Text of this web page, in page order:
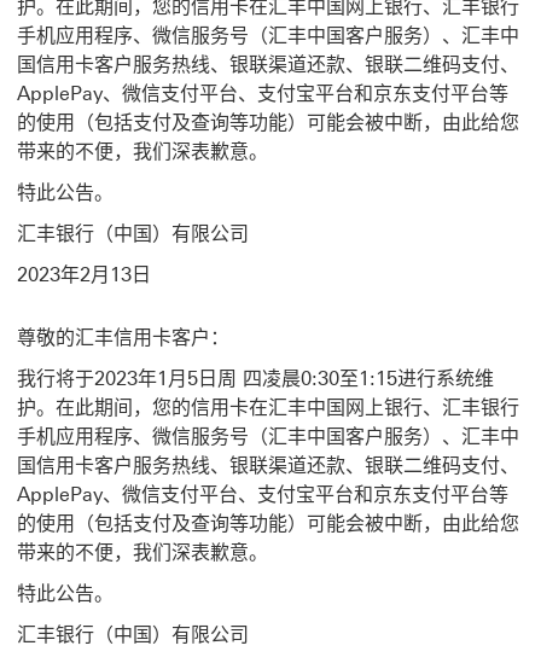
护。在此期间，您的信用卡在汇丰中国网上银行、汇丰银行
手机应用程序、微信服务号（汇丰中国客户服务）、汇丰中
国信用卡客户服务热线、银联渠道还款、银联二维码支付、
ApplePay、微信支付平台、支付宝平台和京东支付平台等
的使用（包括支付及查询等功能）可能会被中断，由此给您
带来的不便，我们深表歉意。
特此公告。
汇丰银行（中国）有限公司
2023年2月13日
尊敬的汇丰信用卡客户：
我行将于2023年1月5日周 四凌晨0:30至1:15进行系统维
护。在此期间，您的信用卡在汇丰中国网上银行、汇丰银行
手机应用程序、微信服务号（汇丰中国客户服务）、汇丰中
国信用卡客户服务热线、银联渠道还款、银联二维码支付、
ApplePay、微信支付平台、支付宝平台和京东支付平台等
的使用（包括支付及查询等功能）可能会被中断，由此给您
带来的不便，我们深表歉意。
特此公告。
汇丰银行（中国）有限公司